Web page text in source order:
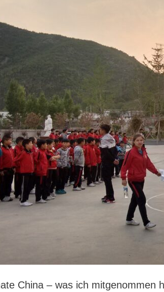
China – was ich mitgenommen